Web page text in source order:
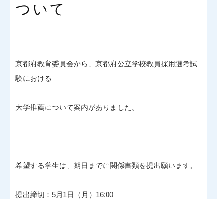
ついて
京都府教育委員会から、京都府公立学校教員採用選考試
験における
大学推薦について案内がありました。
希望する学生は、期日までに関係書類を提出願います。
提出締切： 5月 1日（月）16:00